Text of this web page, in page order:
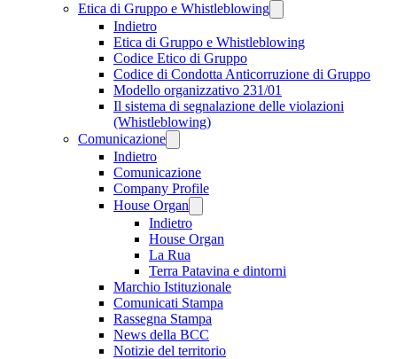
Etica di Gruppo e Whistleblowing
Indietro
Etica di Gruppo e Whistleblowing
Codice Etico di Gruppo
Codice di Condotta Anticorruzione di Gruppo
Modello organizzativo 231/01
Il sistema di segnalazione delle violazioni
(Whistleblowing)
Comunicazione
Indietro
Comunicazione
Company Profile
House Organ
Indietro
House Organ
La Rua
Terra Patavina e dintorni
Marchio Istituzionale
Comunicati Stampa
Rassegna Stampa
News della BCC
Notizie del territorio